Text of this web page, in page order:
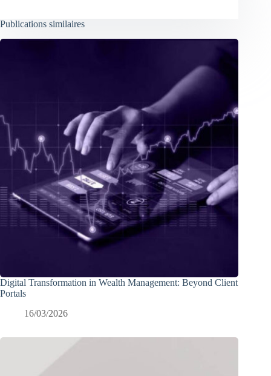
Publications similaires
Digital Transformation in Wealth Management: Beyond Client
Portals
16/03/2026